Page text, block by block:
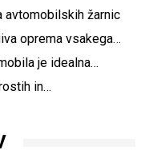
avtomobilskih žarnic
oprema vsakega…
je idealna…
in…